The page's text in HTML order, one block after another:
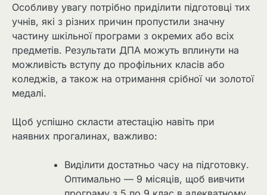
Особливу увагу потрібно приділити підготовці тих
учнів, які з різних причин пропустили значну
частину шкільної програми з окремих або всіх
предметів. Результати ДПА можуть вплинути на
можливість вступу до профільних класів або
коледжів, а також на отримання срібної чи золотої
медалі.
Щоб успішно скласти атестацію навіть при
наявних прогалинах, важливо:
Виділити достатньо часу на підготовку.
Оптимально — 9 місяців, щоб вивчити